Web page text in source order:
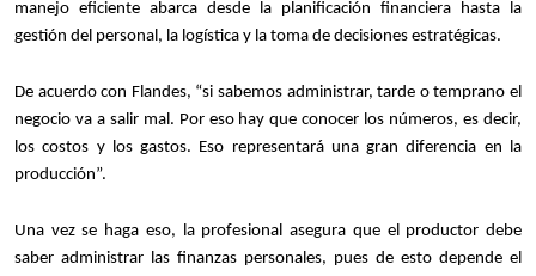
manejo eficiente abarca desde la planificación financiera hasta la
gestión del personal, la logística y la toma de decisiones estratégicas.
De acuerdo con Flandes, “si sabemos administrar, tarde o temprano el
negocio va a salir mal. Por eso hay que conocer los números, es decir,
los costos y los gastos. Eso representará una gran diferencia en la
producción”.
Una vez se haga eso, la profesional asegura que el productor debe
saber administrar las finanzas personales, pues de esto depende el